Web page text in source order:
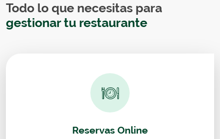
Todo lo que necesitas para
gestionar tu restaurante
Reservas Online